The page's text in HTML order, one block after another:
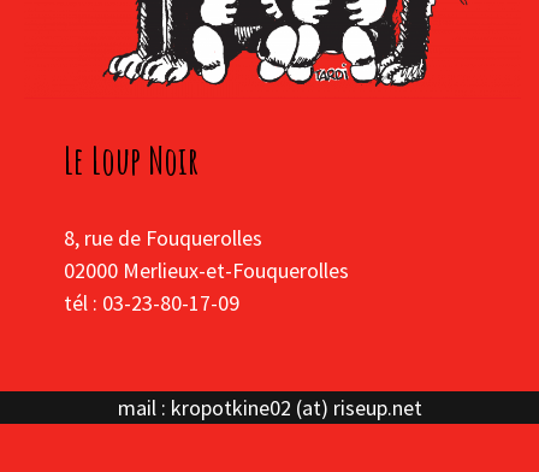
Le Loup Noir
8, rue de Fouquerolles
02000 Merlieux-et-Fouquerolles
tél : 03-23-80-17-09
mail : kropotkine02 (at) riseup.net